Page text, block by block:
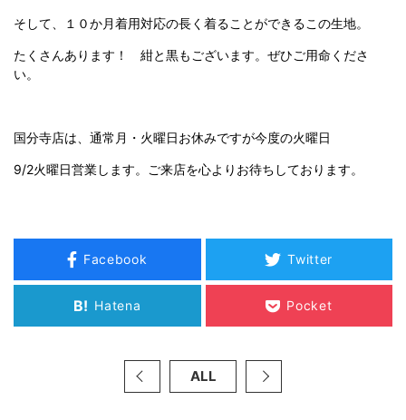
そして、１０か月着用対応の長く着ることができるこの生地。
たくさんあります！ 紺と黒もございます。ぜひご用命くださ
い。
国分寺店は、通常月・火曜日お休みですが今度の火曜日
9/2火曜日営業します。ご来店を心よりお待ちしております。
Facebook Twitter
B! Hatena Pocket
ALL